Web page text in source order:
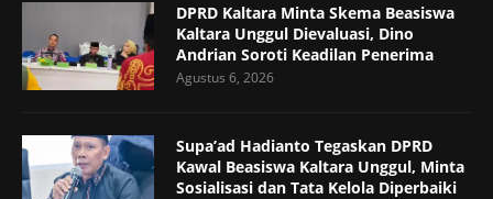
DPRD Kaltara Minta Skema Beasiswa
Kaltara Unggul Dievaluasi, Dino
Andrian Soroti Keadilan Penerima
Agustus 6, 2026
Supa’ad Hadianto Tegaskan DPRD
Kawal Beasiswa Kaltara Unggul, Minta
Sosialisasi dan Tata Kelola Diperbaiki